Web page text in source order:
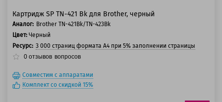
Картридж SP TN-421 Bk для Brother, черный
Аналог: Brother TN-421Bk/TN-423Bk
Цвет: Черный
Ресурс: 3 000 страниц формата А4 при 5% заполнении страницы
0 отзывов вопросов
Совместим с аппаратами
Комплект со скидкой 15%